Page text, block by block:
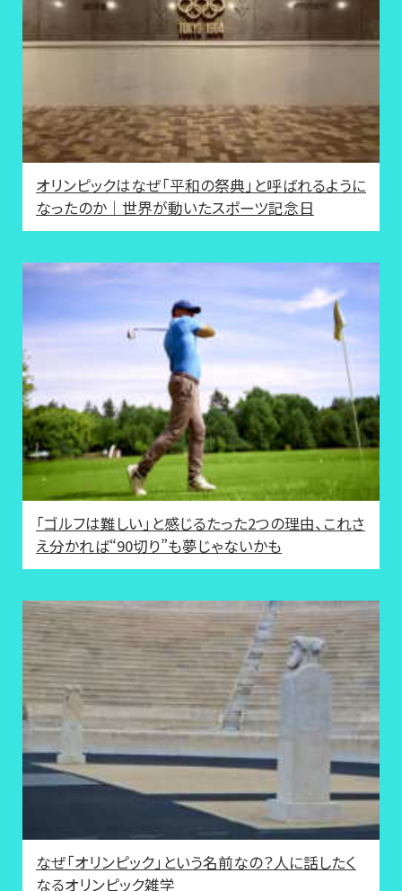
オリンピックはなぜ「平和の祭典」と呼ばれるように
なったのか｜世界が動いたスポーツ記念日
「ゴルフは難しい」と感じるたった2つの理由、これさ
え分かれば“90切り”も夢じゃないかも
なぜ「オリンピック」という名前なの？人に話したく
なるオリンピック雑学